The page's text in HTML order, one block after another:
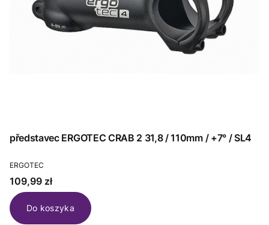
představec ERGOTEC CRAB 2 31,8 / 110mm / +7° / SL4
PRODUCENT
ERGOTEC
Cena
109,99 zł
Do koszyka